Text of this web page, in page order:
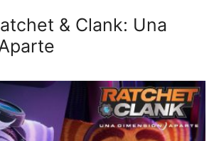
& Clank: Una